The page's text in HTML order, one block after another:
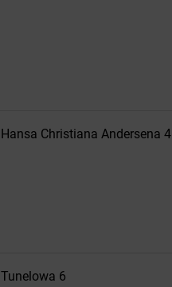
Hansa Christiana Andersena 4
Tunelowa 6